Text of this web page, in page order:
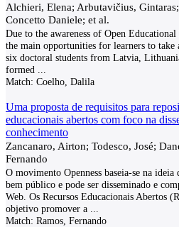
Alchieri, Elena; Arbutavičius,
Concetto Daniele; et al.
Due to the awareness of Open
the main opportunities for learners to take
six doctoral students from Latvia,
formed
Match: Coelho, Dalila
Uma proposta de requisitos para
educacionais abertos com foco na
conhecimento
Zancanaro, Airton; Todesco, José;
Fernando
O movimento Openness baseia-se na ideia
bem público e pode ser disseminado e
Web. Os Recursos Educacionais Abertos
objetivo promover a
Match: Ramos, Fernando